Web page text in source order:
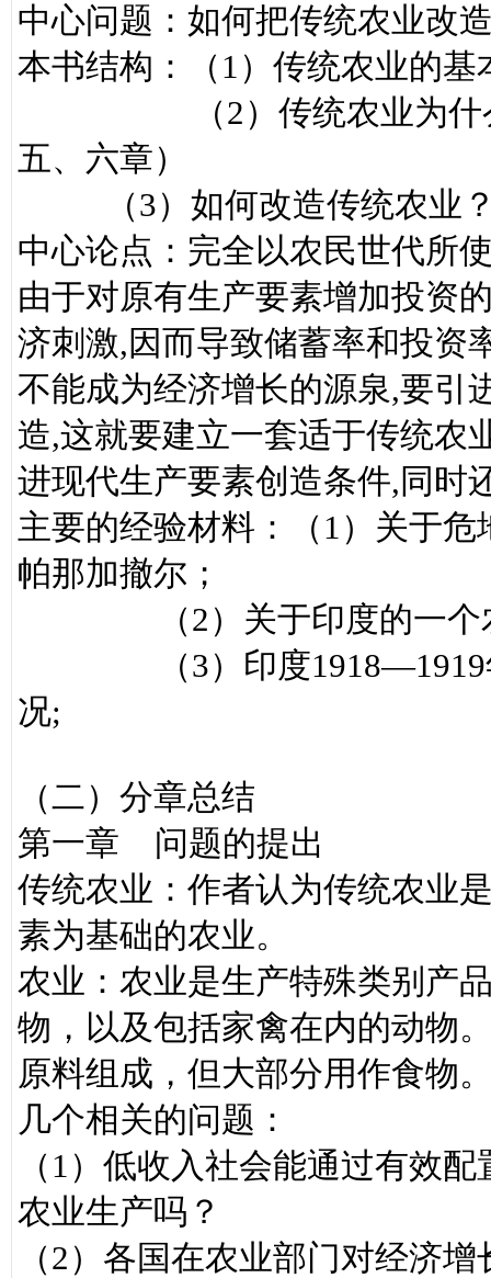
中心问题：如何把传统农业改
本书结构：（1）传统农业的
（2）传统农业为什么不
五、六章）
（3）如何改造传统农业？
中心论点：完全以农民世代所
由于对原有生产要素增加投资
济刺激,因而导致储蓄率和投资
不能成为经济增长的源泉,要引
造,这就要建立一套适于传统农
进现代生产要素创造条件,同时
主要的经验材料：（1）关于
帕那加撤尔；
（2）关于印度的一个农
（3）印度1918—1919年
况;
（二）分章总结
第一章 问题的提出
传统农业：作者认为传统农业
素为基础的农业。
农业：农业是生产特殊类别产
物，以及包括家禽在内的动物
原料组成，但大部分用作食物
几个相关的问题：
（1）低收入社会能通过有效
农业生产吗？
（2）各国在农业部门对经济